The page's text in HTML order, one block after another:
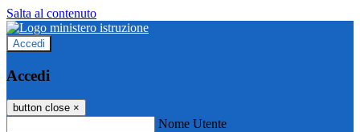
Salta al contenuto
Accedi
Accedi
button close ×
Nome Utente